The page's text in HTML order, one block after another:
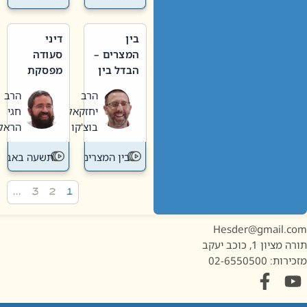
בין
המצרים –
הבדל בין
חדשה
לישנה
הרב
יחזקאל
בוצ'קו
בין המצרים
דיני
סעודה
מפסקת
תשעה
באב
הרב
חגי
הראל
תשעה באב
1, כוכב יעקב
02-6550500